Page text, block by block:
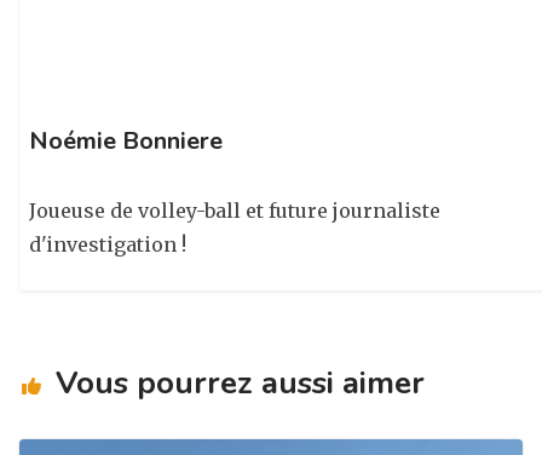
Noémie Bonniere
Joueuse de volley-ball et future journaliste
d'investigation !
Vous pourrez aussi aimer